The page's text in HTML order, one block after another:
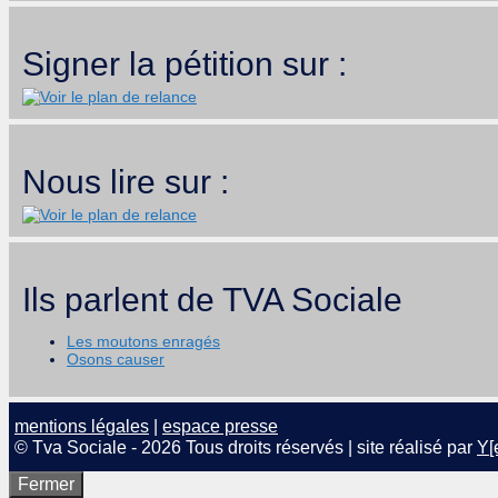
Signer la pétition sur :
Nous lire sur :
Ils parlent de TVA Sociale
Les moutons enragés
Osons causer
mentions légales
espace presse
© Tva Sociale - 2026 Tous droits réservés | site réalisé par
Fermer